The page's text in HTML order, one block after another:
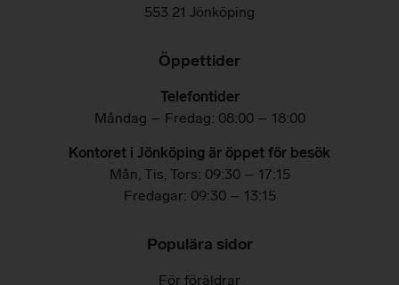
553 21 Jönköping
Öppettider
Telefontider
Måndag – Fredag: 08:00 – 18:00
Kontoret i Jönköping är öppet för besök
Mån, Tis, Tors: 09:30 – 17:15
Fredagar: 09:30 – 13:15
Populära sidor
För föräldrar